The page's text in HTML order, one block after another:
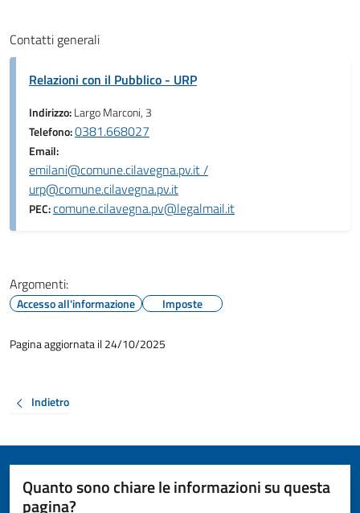
Contatti generali
Relazioni con il Pubblico - URP
Indirizzo:Largo Marconi, 3
Telefono:0381.668027
Email:
emilani@comune.cilavegna.pv.it /
urp@comune.cilavegna.pv.it
PEC:comune.cilavegna.pv@legalmail.it
Argomenti:
Accesso all'informazione Imposte
Pagina aggiornata il 24/10/2025
Indietro
Quanto sono chiare le informazioni su questa
pagina?